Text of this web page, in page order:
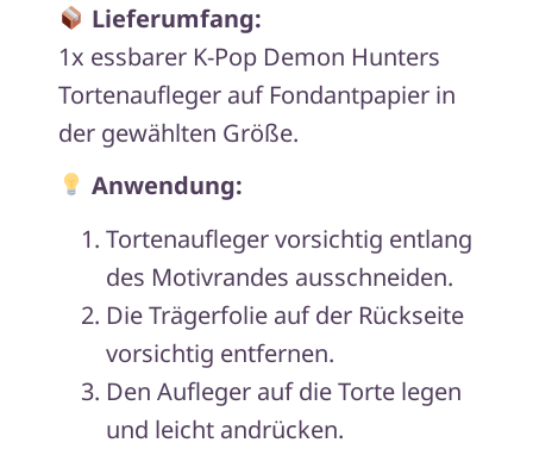
Lieferumfang:
1x essbarer K-Pop Demon Hunters
Tortenaufleger auf Fondantpapier in
der gewählten Größe.
Anwendung:
Tortenaufleger vorsichtig entlang
des Motivrandes ausschneiden.
Die Trägerfolie auf der Rückseite
vorsichtig entfernen.
Den Aufleger auf die Torte legen
und leicht andrücken.